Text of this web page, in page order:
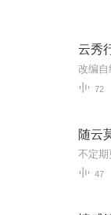
云秀
72
随云
47